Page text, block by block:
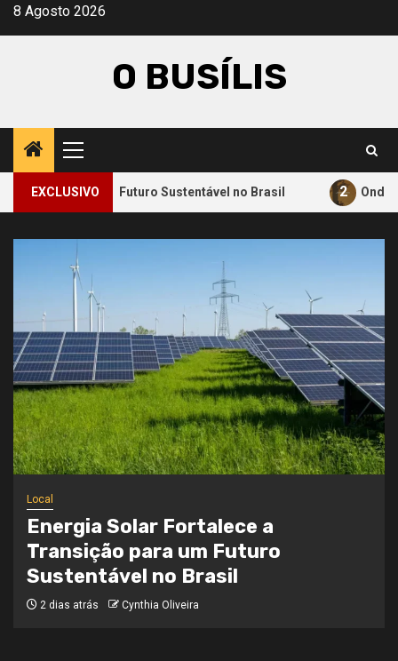
Avançar
8 Agosto 2026
O BUSÍLIS
Menu
principal
EXCLUSIVO
um Futuro Sustentável no Brasil 2 Onde a
Local
Onde a Informação Encontra o Seu
Caminho
3 semanas atrás Cynthia Oliveira